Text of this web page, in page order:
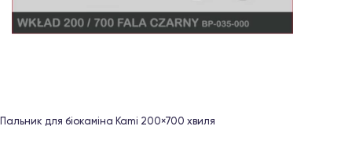
Пальник для біокаміна Kami 200×700 хвиля